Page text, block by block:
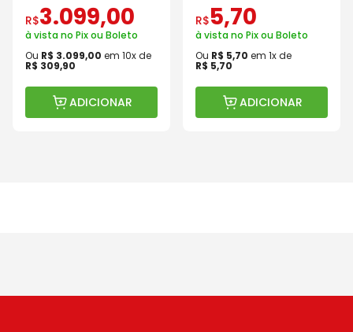
R$3.099,00
à vista no Pix ou Boleto
Ou R$ 3.099,00 em 10x de
R$ 309,90
ADICIONAR
R$5,70
à vista no Pix ou Boleto
Ou R$ 5,70 em 1x de
R$ 5,70
ADICIONAR